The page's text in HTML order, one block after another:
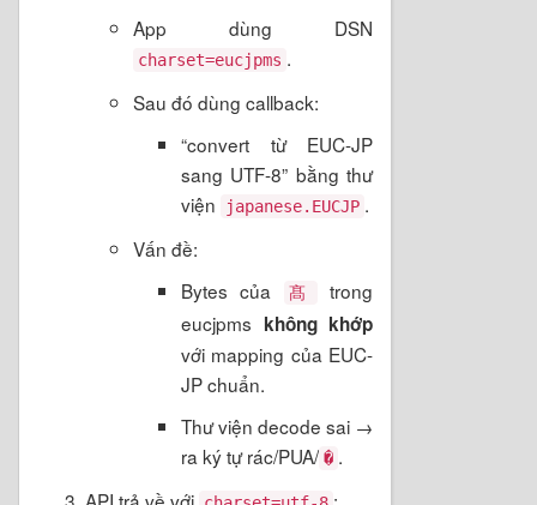
App dùng DSN
charset=eucjpms .
Sau đó dùng callback:
“convert từ EUC-JP
sang UTF-8” bằng thư
viện
japanese.EUCJP .
Vấn đề:
Bytes của
髙
trong
eucjpms không khớp
với mapping của EUC-
JP chuẩn.
Thư viện decode sai →
ra ký tự rác/PUA/ � .